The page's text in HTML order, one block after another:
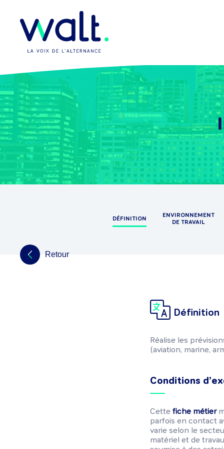
DÉFINITION
ENVIRONNEMENT
DE TRAVAIL
Retour
Définition
Réalise les
(aviation, marine,
Conditions
Cette fiche métier
parfois en contact
varie selon le
matériel et de